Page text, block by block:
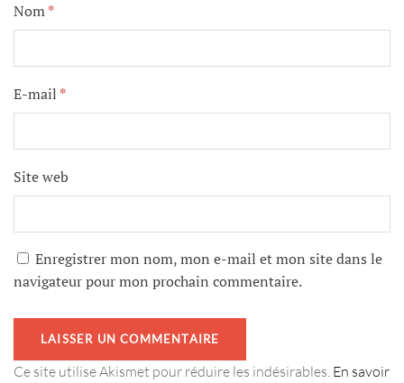
Nom*
E-mail *
Site web
Enregistrer mon nom, mon e-mail et mon site dans le
navigateur pour mon prochain commentaire.
Ce site utilise Akismet pour réduire les indésirables. En savoir